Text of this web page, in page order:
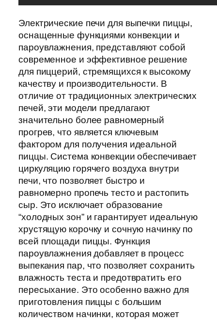
Электрические печи для выпечки пиццы,
оснащенные функциями конвекции и
пароувлажнения, представляют собой
современное и эффективное решение
для пиццерий, стремящихся к высокому
качеству и производительности. В
отличие от традиционных электрических
печей, эти модели предлагают
значительно более равномерный
прогрев, что является ключевым
фактором для получения идеальной
пиццы. Система конвекции обеспечивает
циркуляцию горячего воздуха внутри
печи, что позволяет быстро и
равномерно пропечь тесто и растопить
сыр. Это исключает образование
“холодных зон” и гарантирует идеальную
хрустящую корочку и сочную начинку по
всей площади пиццы. Функция
пароувлажнения добавляет в процесс
выпекания пар, что позволяет сохранить
влажность теста и предотвратить его
пересыхание. Это особенно важно для
приготовления пиццы с большим
количеством начинки, которая может